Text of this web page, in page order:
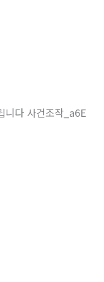
니다 사건조작_a6E